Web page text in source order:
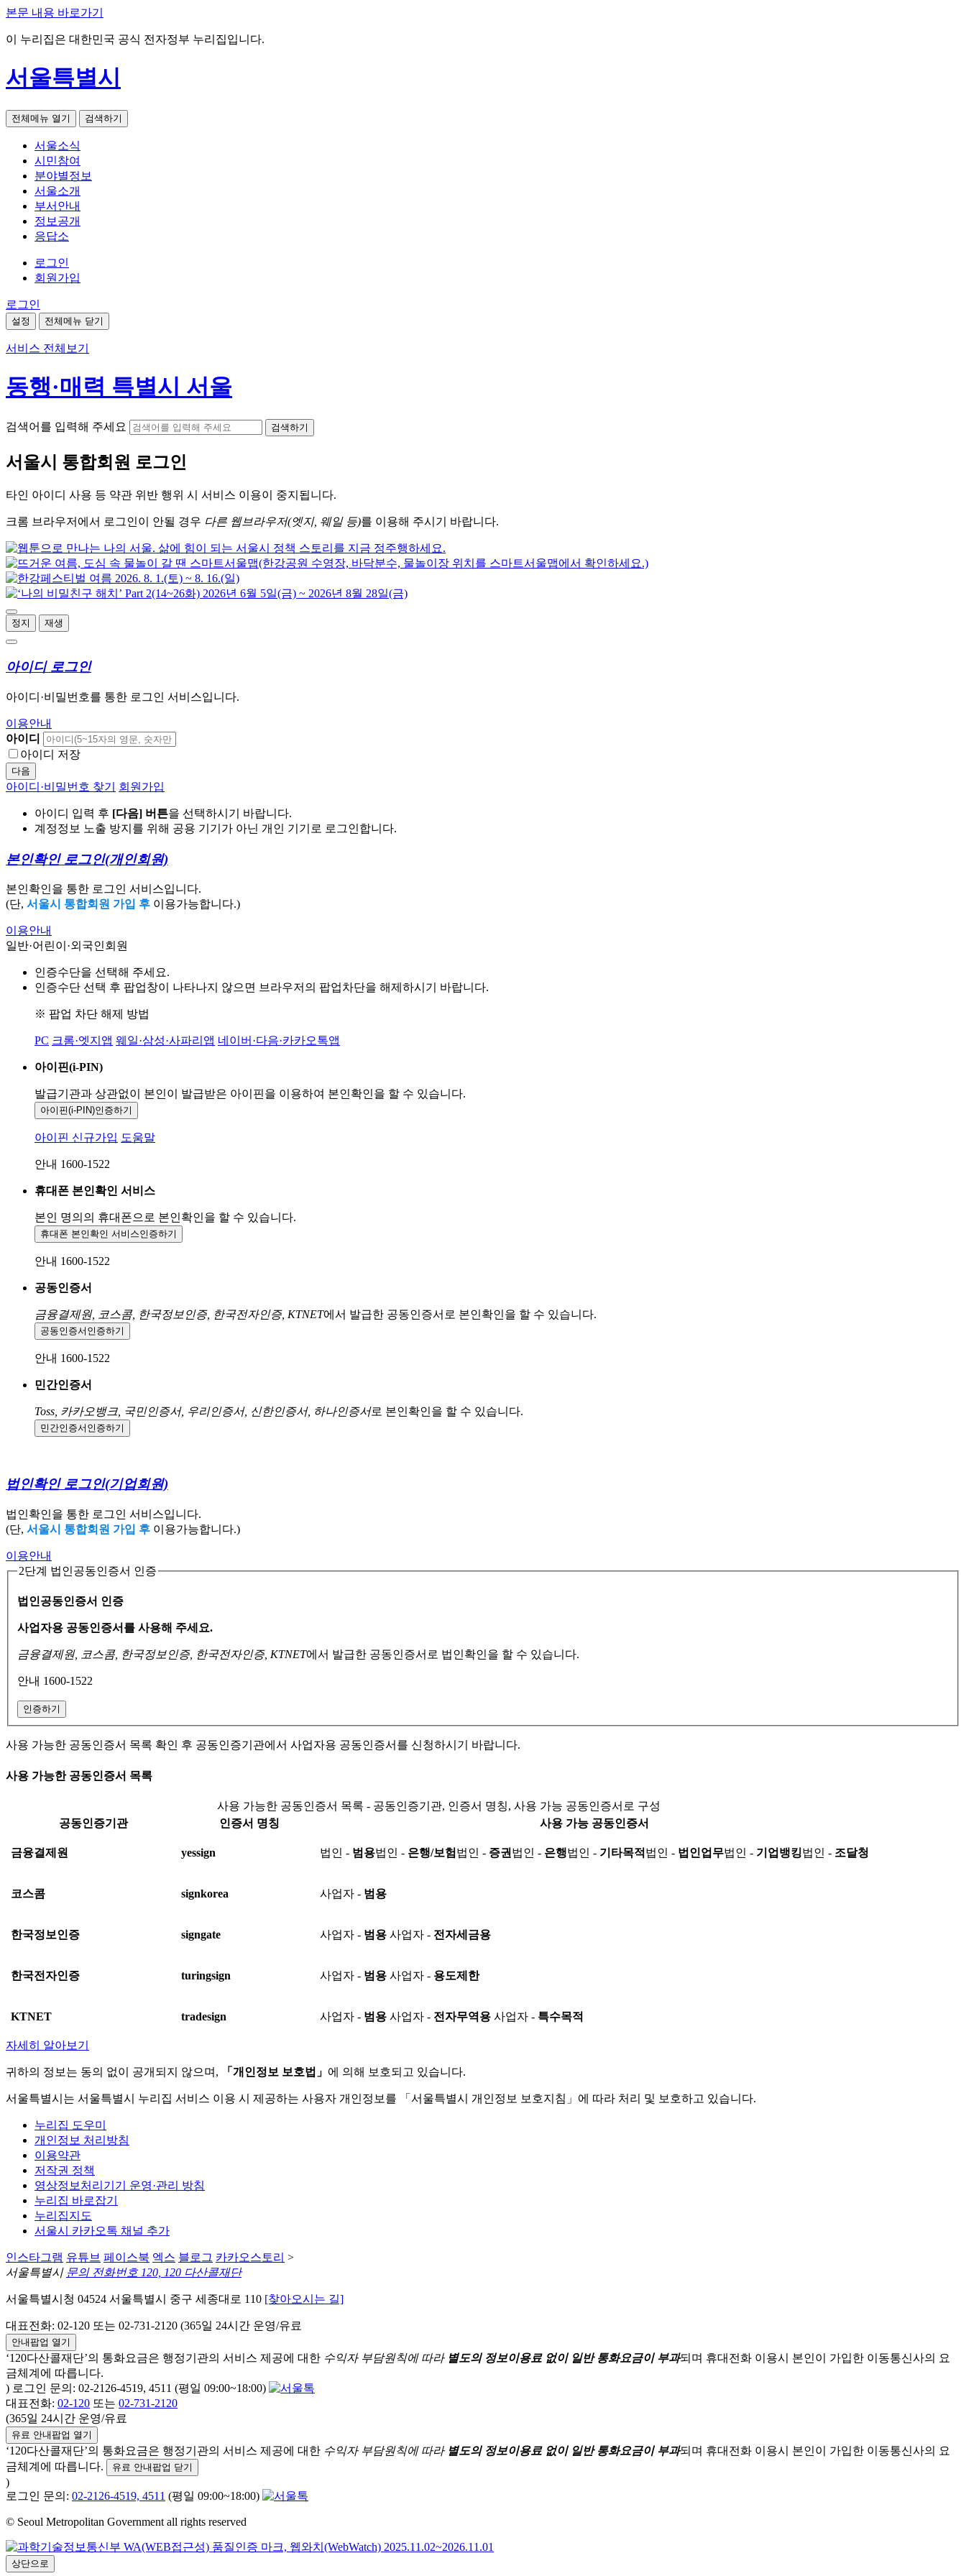
본문 내용 바로가기
이 누리집은 대한민국 공식 전자정부 누리집입니다.
서울특별시
전체메뉴 열기 검색하기
서울소식
시민참여
분야별정보
서울소개
부서안내
정보공개
응답소
로그인
회원가입
로그인
설정 전체메뉴 닫기
서비스 전체보기
동행·매력 특별시 서울
검색어를 입력해 주세요 검색하기
서울시 통합회원 로그인
타인 아이디 사용 등 약관 위반 행위 시 서비스 이용이 중지됩니다.
크롬 브라우저에서 로그인이 안될 경우 다른 웹브라우저(엣지, 웨일 등)를 이용해 주시기 바랍니다.
정지 재생
아이디 로그인
아이디·비밀번호를 통한 로그인 서비스입니다.
이용안내
아이디
아이디 저장
다음
아이디·비밀번호 찾기 회원가입
아이디 입력 후 [다음] 버튼을 선택하시기 바랍니다.
계정정보 노출 방지를 위해 공용 기기가 아닌 개인 기기로 로그인합니다.
본인확인 로그인(개인회원)
본인확인을 통한 로그인 서비스입니다.
(단, 서울시 통합회원 가입 후 이용가능합니다.)
이용안내
일반·어린이·외국인회원
인증수단을 선택해 주세요.
인증수단 선택 후 팝업창이 나타나지 않으면 브라우저의 팝업차단을 해제하시기 바랍니다.
※ 팝업 차단 해제 방법
PC 크롬·엣지앱 웨일·삼성·사파리앱 네이버·다음·카카오톡앱
아이핀(i-PIN)
발급기관과 상관없이 본인이 발급받은 아이핀을 이용하여 본인확인을 할 수 있습니다.
아이핀(i-PIN)인증하기
아이핀 신규가입 도움말
안내 1600-1522
휴대폰 본인확인 서비스
본인 명의의 휴대폰으로 본인확인을 할 수 있습니다.
휴대폰 본인확인 서비스인증하기
안내 1600-1522
공동인증서
금융결제원, 코스콤, 한국정보인증, 한국전자인증, KTNET에서 발급한 공동인증서로 본인확인을 할 수 있습니다.
공동인증서 인증하기
안내 1600-1522
민간인증서
Toss, 카카오뱅크, 국민인증서, 우리인증서, 신한인증서, 하나인증서로 본인확인을 할 수 있습니다.
민간인증서 인증하기
법인확인 로그인(기업회원)
법인확인을 통한 로그인 서비스입니다.
(단, 서울시 통합회원 가입 후 이용가능합니다.)
이용안내
2단계 법인공동인증서 인증
법인공동인증서 인증
사업자용 공동인증서를 사용해 주세요.
금융결제원, 코스콤, 한국정보인증, 한국전자인증, KTNET에서 발급한 공동인증서로 법인확인을 할 수 있습니다.
안내 1600-1522
인증하기
사용 가능한 공동인증서 목록 확인 후 공동인증기관에서 사업자용 공동인증서를 신청하시기 바랍니다.
사용 가능한 공동인증서 목록
사용 가능한 공동인증서 목록 - 공동인증기관, 인증서 명칭, 사용 가능 공동인증서로 구성
공동인증기관
인증서 명칭 사용 가능 공동인증서
금융결제원 yessign 법인 - 범용법인 - 은행/보험 법인 - 증권 법인 - 은행법인 - 기타목적 법인 - 법인업무법인 - 기업뱅킹법인 - 조달청
코스콤 signkorea 사업자 - 범용
한국정보인증 signgate 사업자 - 범용 사업자 - 전자세금용
한국전자인증 turingsign 사업자 - 범용 사업자 - 용도제한
KTNET tradesign 사업자 - 범용 사업자 - 전자무역용 사업자 - 특수목적
자세히 알아보기
귀하의 정보는 동의 없이 공개되지 않으며, 「개인정보 보호법」 에 의해 보호되고 있습니다.
서울특별시는 서울특별시 누리집 서비스 이용 시 제공하는 사용자 개인정보를 「서울특별시 개인정보 보호지침」에 따라 처리 및 보호하고 있습니다.
누리집 도우미
개인정보 처리방침
이용약관
저작권 정책
영상정보처리기기 운영·관리 방침
누리집 바로잡기
누리집지도
서울시 카카오톡 채널 추가
인스타그램 유튜브 페이스북 엑스 블로그 카카오스토리 >
서울특별시 문의 전화번호 120, 120 다산콜재단
서울특별시청 04524 서울특별시 중구 세종대로 110 [찾아오시는 길]
대표전화: 02-120 또는 02-731-2120 (365일 24시간 운영/유료
안내팝업 열기
‘120다산콜재단’의 통화요금은 행정기관의 서비스 제공에 대한 수익자 부담원칙에 따라 별도의 정보이용료 없이 일반 통화요금이 부과되며 휴대전화 이용시 본인이 가입한 이동통신사의 요
금체계에 따릅니다.
) 로그인 문의: 02-2126-4519, 4511 (평일 09:00~18:00)
대표전화: 02-120 또는 02-731-2120
(365일 24시간 운영/유료
유료 안내팝업 열기
‘120다산콜재단’의 통화요금은 행정기관의 서비스 제공에 대한 수익자 부담원칙에 따라 별도의 정보이용료 없이 일반 통화요금이 부과되며 휴대전화 이용시 본인이 가입한 이동통신사의 요
금체계에 따릅니다.
유료 안내팝업 닫기
)
로그인 문의: 02-2126-4519, 4511 (평일 09:00~18:00)
© Seoul Metropolitan Government all rights reserved
상단으로